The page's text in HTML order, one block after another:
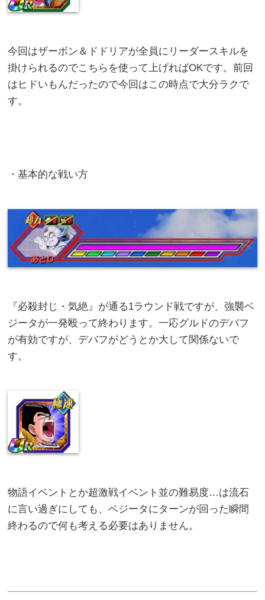
今回はザーボン＆ドドリアが全員にリーダースキルを
掛けられるのでこちらを使って上げればOKです。前回
はヒドいもんだったので今回はこの時点で大分ラクで
す。
・基本的な戦い方
『必殺封じ・気絶』が通る1ラウンド戦ですが、強襲ベ
ジータが一発殴って終わります。一応グルドのデバフ
が有効ですが、デバフがどうとか大して関係ないで
す。
物語イベントとか超激戦イベント並の難易度…は流石
に言い過ぎにしても、ベジータにターンが回った瞬間
終わるので何も考える必要はありません。